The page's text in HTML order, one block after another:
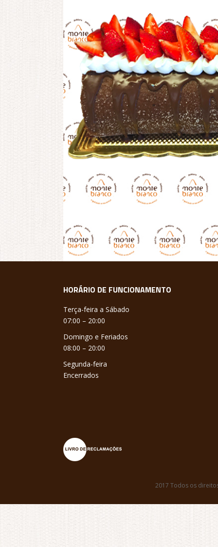
HORÁRIO DE FUNCIONAMENTO
Terça-feira a Sábado
07:00 – 20:00
Domingo e Feriados
08:00 – 20:00
Segunda-feira
Encerrados
2017 Todos os